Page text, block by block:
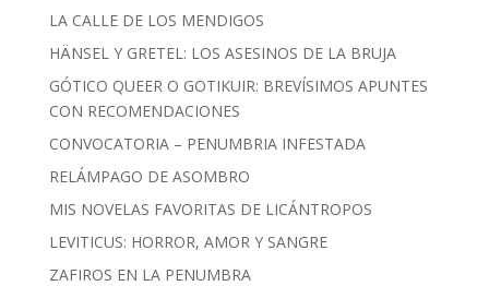
LA CALLE DE LOS MENDIGOS
HÄNSEL Y GRETEL: LOS ASESINOS DE LA BRUJA
GÓTICO QUEER O GOTIKUIR: BREVÍSIMOS APUNTES
CON RECOMENDACIONES
CONVOCATORIA – PENUMBRIA INFESTADA
RELÁMPAGO DE ASOMBRO
MIS NOVELAS FAVORITAS DE LICÁNTROPOS
LEVITICUS: HORROR, AMOR Y SANGRE
ZAFIROS EN LA PENUMBRA